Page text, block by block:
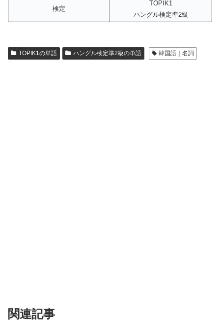
検定
TOPIK1
ハングル検定準2級
TOPIK1の単語 ハングル検定準2級の単語 韓国語｜名詞
関連記事